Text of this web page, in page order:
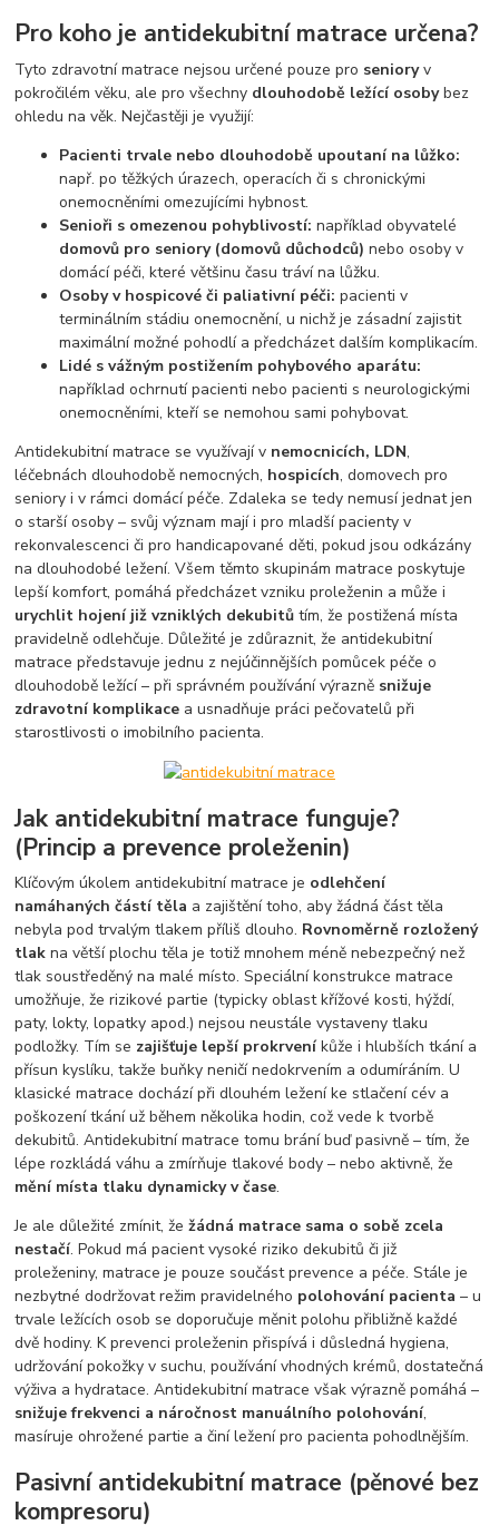
Pro koho je antidekubitní matrace určena?
Tyto zdravotní matrace nejsou určené pouze pro senioryv
pokročilém věku, ale pro všechny dlouhodobě ležící osobybez
ohledu na věk. Nejčastěji je využijí:
Pacienti trvale nebo dlouhodobě upoutaní na lůžko:
např. po těžkých úrazech, operacích či s chronickými
onemocněními omezujícími hybnost.
Senioři s omezenou pohyblivostí: například obyvatelé
domovů pro seniory (domovů důchodců) nebo osoby v
domácí péči, které většinu času tráví na lůžku.
Osoby v hospicové či paliativní péči: pacienti v
terminálním stádiu onemocnění, u nichž je zásadní zajistit
maximální možné pohodlí a předcházet dalším komplikacím.
Lidé s vážným postižením pohybového aparátu:
například ochrnutí pacienti nebo pacienti s neurologickými
onemocněními, kteří se nemohou sami pohybovat.
Antidekubitní matrace se využívají v nemocnicích, LDN,
léčebnách dlouhodobě nemocných, hospicích, domovech pro
seniory i v rámci domácí péče. Zdaleka se tedy nemusí jednat jen
o starší osoby – svůj význam mají i pro mladší pacienty v
rekonvalescenci či pro handicapované děti, pokud jsou odkázány
na dlouhodobé ležení. Všem těmto skupinám matrace poskytuje
lepší komfort, pomáhá předcházet vzniku proleženin a může i
urychlit hojení již vzniklých dekubitů tím, že postižená místa
pravidelně odlehčuje. Důležité je zdůraznit, že antidekubitní
matrace představuje jednu z nejúčinnějších pomůcek péče o
dlouhodobě ležící – při správném používání výrazně snižuje
zdravotní komplikace a usnadňuje práci pečovatelů při
starostlivosti o imobilního pacienta.
Jak antidekubitní matrace funguje?
(Princip a prevence proleženin)
Klíčovým úkolem antidekubitní matrace je odlehčení
namáhaných částí těla a zajištění toho, aby žádná část těla
nebyla pod trvalým tlakem příliš dlouho. Rovnoměrně rozložený
tlak na větší plochu těla je totiž mnohem méně nebezpečný než
tlak soustředěný na malé místo. Speciální konstrukce matrace
umožňuje, že rizikové partie (typicky oblast křížové kosti, hýždí,
paty, lokty, lopatky apod.) nejsou neustále vystaveny tlaku
podložky. Tím se zajišťuje lepší prokrveníkůže i hlubších tkání a
přísun kyslíku, takže buňky neničí nedokrvením a odumíráním. U
klasické matrace dochází při dlouhém ležení ke stlačení cév a
poškození tkání už během několika hodin, což vede k tvorbě
dekubitů. Antidekubitní matrace tomu brání buď pasivně – tím, že
lépe rozkládá váhu a zmírňuje tlakové body – nebo aktivně, že
mění místa tlaku dynamicky v čase.
Je ale důležité zmínit, žežádná matrace sama o sobě zcela
nestačí. Pokud má pacient vysoké riziko dekubitů či již
proleženiny, matrace je pouze součást prevence a péče. Stále je
nezbytné dodržovat režim pravidelného polohování pacienta – u
trvale ležících osob se doporučuje měnit polohu přibližně každé
dvě hodiny. K prevenci proleženin přispívá i důsledná hygiena,
udržování pokožky v suchu, používání vhodných krémů, dostatečná
výživa a hydratace. Antidekubitní matrace však výrazně pomáhá –
snižuje frekvenci a náročnost manuálního polohování,
masíruje ohrožené partie a činí ležení pro pacienta pohodlnějším.
Pasivní antidekubitní matrace (pěnové bez
kompresoru)